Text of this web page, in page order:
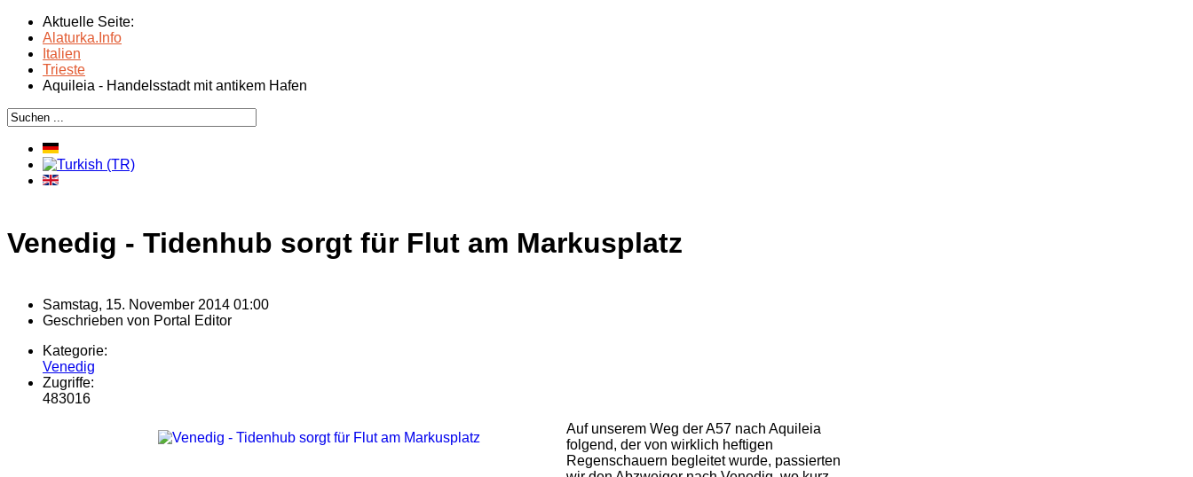
Aktuelle Seite:
Alaturka.Info
Italien
Trieste
Aquileia - Handelsstadt mit antikem Hafen
Venedig - Tidenhub sorgt für Flut am Markusplatz
Samstag, 15. November 2014 01:00
Geschrieben von Portal Editor
Kategorie:
Venedig
Zugriffe:
483016
Auf unserem Weg der A57 nach Aquileia
folgend, der von wirklich heftigen
Regenschauern begleitet wurde, passierten